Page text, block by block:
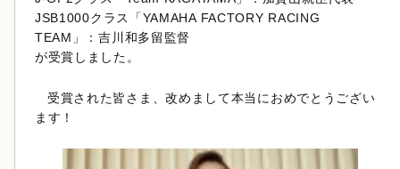
JSB1000クラス「YAMAHA FACTORY RACING
TEAM」：吉川和多留監督
が受賞しました。
受賞された皆さま、改めまして本当におめでとうござい
ます！